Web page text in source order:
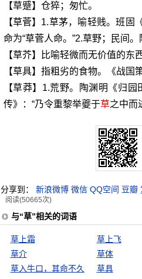
【草蹙】仓猝；匆忙。
【草菅】1.草茅，喻轻贱。班固
命为“草菅人命。”2.草野；民间
【草芥】比喻轻微而无价值的东
【草具】指粗劣的食物。《战国
【草莽】1.荒野。陶渊明《归
传》：“乃令重黎举夔于草之中而
分享到： 新浪微博 微信 QQ空间 豆瓣
阅读(50665次)
与“草”相关的词语
草上霜 草上飞
草介
草体
草入牛口，其命不久
草具